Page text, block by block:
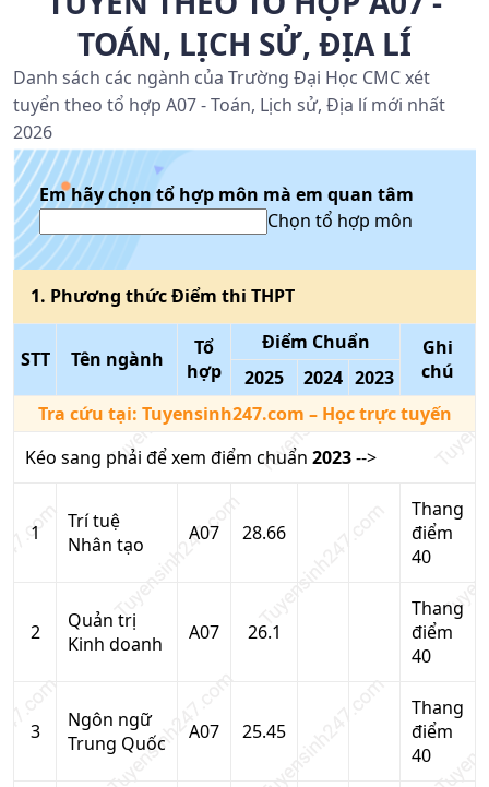
TOÁN, LỊCH SỬ, ĐỊA LÍ
Danh sách các ngành của Trường Đại Học CMC xét
tuyển theo tổ hợp A07 - Toán, Lịch sử, Địa lí mới nhất
2026
Em hãy chọn tổ hợp môn mà em quan tâm
Chọn tổ hợp môn
1. Phương thứcĐiểm thi THPT
STT Tên ngành
Tổ
hợp
Điểm Chuẩn
Ghi
chú
2025 2024 2023
Tra cứu tại: Tuyensinh247.com – Học trực tuyến
Kéo sang phải để xem điểm chuẩn 2023-->
1
Trí tuệ
Nhân tạo
A07 28.66
Thang
điểm
40
2
Quản trị
Kinh doanh
A07 26.1
Thang
điểm
40
3
Ngôn ngữ
Trung Quốc
A07 25.45
Thang
điểm
40